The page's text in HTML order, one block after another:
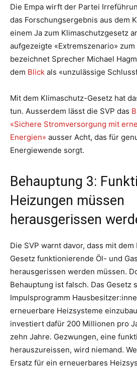
Die Empa wirft der Partei
das Forschungsergebnis aus dem
einem Ja zum Klimaschutzgesetz
aufgezeigte «Extremszenario» zum
bezeichnet Sprecher Michael
dem Blick als «unzulässige
Mit dem Klimaschutz-Gesetz hat
tun. Ausserdem lässt die SVP das
«Sichere Stromversorgung mit
Energien» ausser Acht, das für
Energiewende sorgt.
Behauptung 3:
Heizungen müssen
herausgerissen
Die SVP warnt davor, dass mit
Gesetz funktionierende Öl- und
herausgerissen werden müssen.
Behauptung ist falsch. Das Gesetz
Impulsprogramm
erneuerbare Heizsysteme
investiert dafür 200 Millionen pro
zehn Jahre. Gezwungen, eine
herauszureissen, wird niemand.
Ersatz für ein erneuerbares